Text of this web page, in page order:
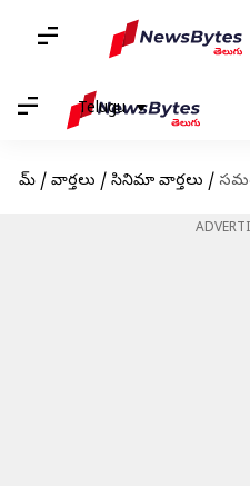
Telugu
హోమ్ / వార్తలు / సినిమా వార్తలు /